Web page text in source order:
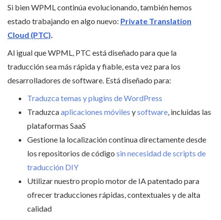
Si bien WPML continúa evolucionando, también hemos
estado trabajando en algo nuevo: Private Translation
Cloud (PTC)
Al igual que WPML, PTC está diseñado para que la
traducción sea más rápida y fiable, esta vez para los
desarrolladores de software. Está diseñado para:
Traduzca temas y plugins de WordPress
Traduzcaaplicaciones móviles ysoftware , incluidas las
plataformas SaaS
Gestione la localización continua directamente desde
los repositorios de código sin necesidad de scripts de
traducción DIY
Utilizar nuestro propio motor de IA patentado para
ofrecer traducciones rápidas, contextuales y de alta
calidad